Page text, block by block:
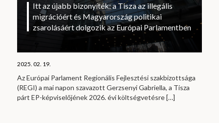
Itt az újabb bizonyíték: a Tisza az illegális
migrációért és Magyarország politikai
zsarolásáért dolgozik az Európai Parlamentben
2025. 02. 19.
Az Európai Parlament Regionális Fejlesztési szakbizottsága
(REGI) a mai napon szavazott Gerzsenyi Gabriella, a Tisza
párt EP-képviselőjének 2026. évi költségvetésre[…]